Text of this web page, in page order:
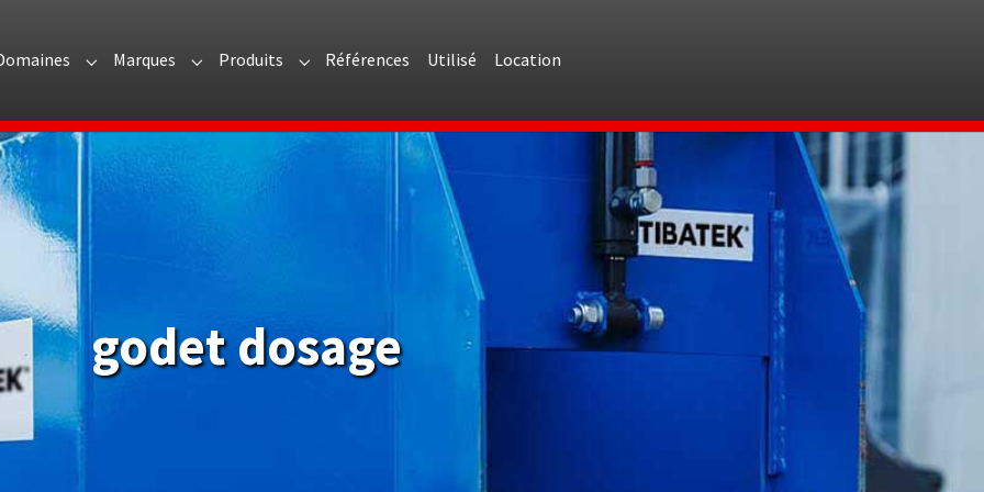
for "Présentation"
Submenu for "Domaines"
Marques Submenu for "Marques"
Produits Submenu for "Produits"
Références Utilisé Location
godet dosage